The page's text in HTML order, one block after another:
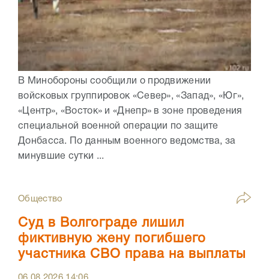
В Минобороны сообщили о продвижении
войсковых группировок «Север», «Запад», «Юг»,
«Центр», «Восток» и «Днепр» в зоне проведения
специальной военной операции по защите
Донбасса. По данным военного ведомства, за
минувшие сутки ...
Общество
Суд в Волгограде лишил
фиктивную жену погибшего
участника СВО права на выплаты